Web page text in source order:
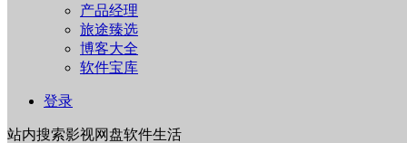
产品经理
旅途臻选
博客大全
软件宝库
登录
站内搜索影视网盘软件生活